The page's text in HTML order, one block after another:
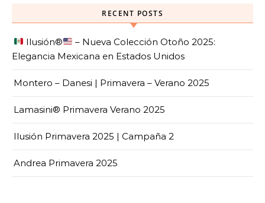
RECENT POSTS
Ilusión®️
– Nueva Colección Otoño 2025:
Elegancia Mexicana en Estados Unidos
Montero – Danesi | Primavera – Verano 2025
Lamasini® Primavera Verano 2025
Ilusión Primavera 2025 | Campaña 2
Andrea Primavera 2025